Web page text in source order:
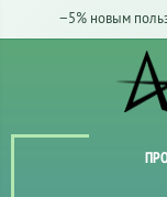
−5% новым